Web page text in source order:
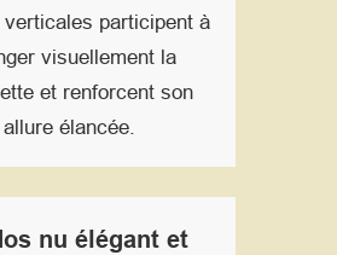
verticales participent à
visuellement la
et renforcent son
allure élancée.
nu élégant et